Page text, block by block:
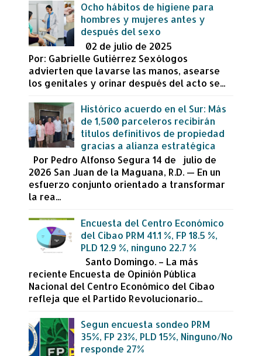
Ocho hábitos de higiene para
hombres y mujeres antes y
después del sexo
02 de julio de 2025
Por: Gabrielle Gutiérrez Sexólogos
advierten que lavarse las manos, asearse
los genitales y orinar después del acto se...
Histórico acuerdo en el Sur: Más
de 1,500 parceleros recibirán
títulos definitivos de propiedad
gracias a alianza estratégica
Por Pedro Alfonso Segura 14 de julio de
2026 San Juan de la Maguana, R.D. — En un
esfuerzo conjunto orientado a transformar
la rea...
Encuesta del Centro Económico
del Cibao PRM 41.1 %, FP 18.5 %,
PLD 12.9 %, ninguno 22.7 %
Santo Domingo. – La más
reciente Encuesta de Opinión Pública
Nacional del Centro Económico del Cibao
refleja que el Partido Revolucionario...
Segun encuesta sondeo PRM
35%, FP 23%, PLD 15%, Ninguno/No
responde 27%